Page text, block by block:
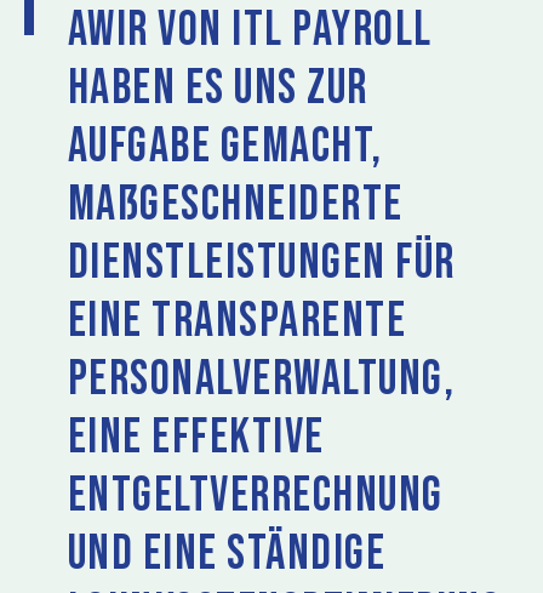
AWir von ITL Payroll
haben es uns zur
Aufgabe gemacht,
maßgeschneiderte
Dienstleistungen für
eine transparente
Personalverwaltung,
eine effektive
Entgeltverrechnung
und eine ständige